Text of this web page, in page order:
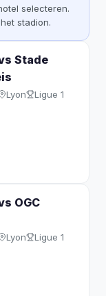
selecteren.
stadion.
Stade
Lyon Ligue 1
OGC
Lyon Ligue 1